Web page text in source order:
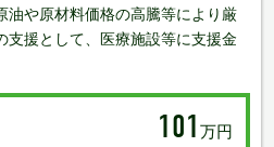
油や原材料価格の高騰等により厳
支援として、医療施設等に支援金
101 万円